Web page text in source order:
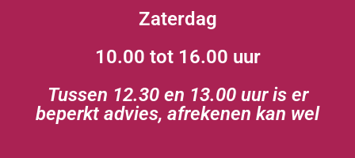
Zaterdag
10.00 tot 16.00 uur
Tussen 12.30 en 13.00 uur is er
beperkt advies, afrekenen kan wel